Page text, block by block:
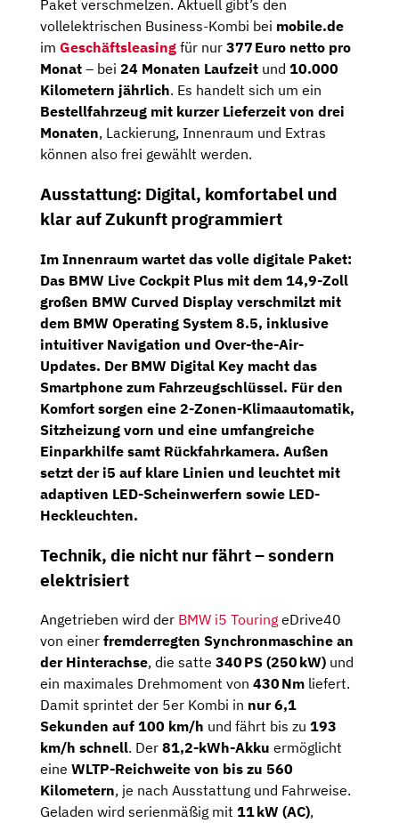
Paket verschmelzen. Aktuell gibt’s den
vollelektrischen Business-Kombi bei mobile.de
im Geschäftsleasing für nur 377 Euro netto pro
Monat – bei 24 Monaten Laufzeit und 10.000
Kilometern jährlich. Es handelt sich um ein
Bestellfahrzeug mit kurzer Lieferzeit von drei
Monaten, Lackierung, Innenraum und Extras
können also frei gewählt werden.
Ausstattung: Digital, komfortabel und
klar auf Zukunft programmiert
Im Innenraum wartet das volle digitale Paket:
Das BMW Live Cockpit Plus mit dem 14,9-Zoll
großen BMW Curved Display verschmilzt mit
dem BMW Operating System 8.5, inklusive
intuitiver Navigation und Over-the-Air-
Updates. Der BMW Digital Key macht das
Smartphone zum Fahrzeugschlüssel. Für den
Komfort sorgen eine 2-Zonen-Klimaautomatik,
Sitzheizung vorn und eine umfangreiche
Einparkhilfe samt Rückfahrkamera. Außen
setzt der i5 auf klare Linien und leuchtet mit
adaptiven LED-Scheinwerfern sowie LED-
Heckleuchten.
Technik, die nicht nur fährt – sondern
elektrisiert
Angetrieben wird der BMW i5 Touring eDrive40
von einer fremderregten Synchronmaschine an
der Hinterachse, die satte 340 PS (250 kW) und
ein maximales Drehmoment von 430 Nm liefert.
Damit sprintet der 5er Kombi in nur 6,1
Sekunden auf 100 km/h und fährt bis zu 193
km/h schnell. Der 81,2-kWh-Akku ermöglicht
eine WLTP-Reichweite von bis zu 560
Kilometern, je nach Ausstattung und Fahrweise.
Geladen wird serienmäßig mit 11 kW (AC),